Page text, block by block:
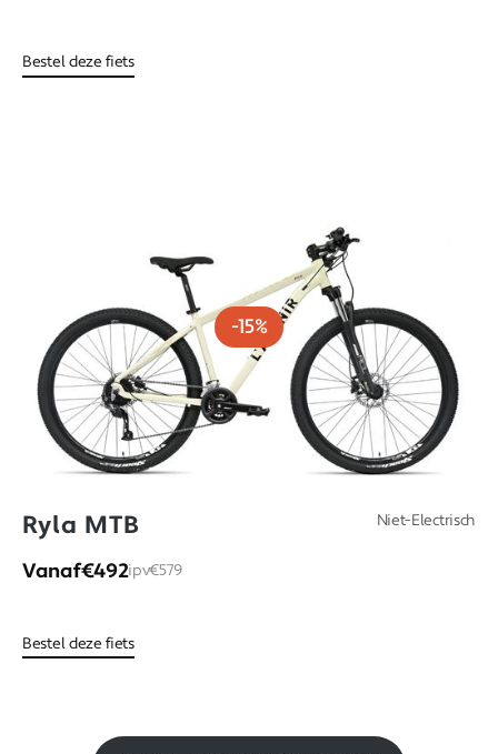
Bestel deze fiets
-15%
Ryla MTB
Vanaf€492ipv€579
Niet-Electrisch
Bestel deze fiets